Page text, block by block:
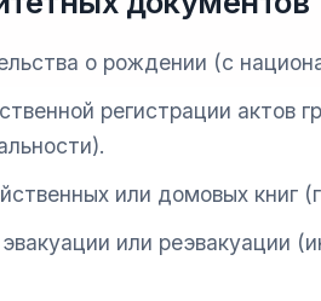
о рождении (с
регистрации актов
или домовых книг
или реэвакуации